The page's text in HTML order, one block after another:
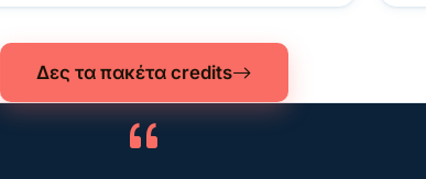
Δες τα πακέτα credits